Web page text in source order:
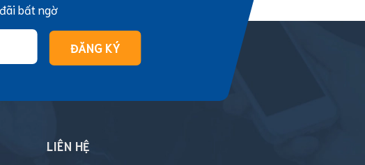
bất ngờ
ĐĂNG KÝ
LIÊN HỆ